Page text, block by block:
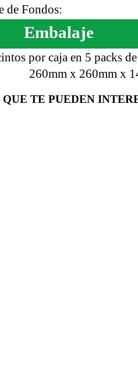
de Fondos:
Embalaje
por caja en 5 packs
260mm x 260mm x
TE PUEDEN